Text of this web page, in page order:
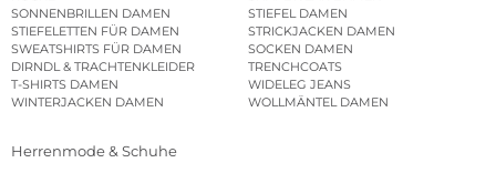
SONNENBRILLEN DAMEN
STIEFEL DAMEN
STIEFELETTEN FÜR DAMEN
STRICKJACKEN DAMEN
SWEATSHIRTS FÜR DAMEN
SOCKEN DAMEN
DIRNDL & TRACHTENKLEIDER
TRENCHCOATS
T-SHIRTS DAMEN
WIDELEG JEANS
WINTERJACKEN DAMEN
WOLLMÄNTEL DAMEN
Herrenmode & Schuhe